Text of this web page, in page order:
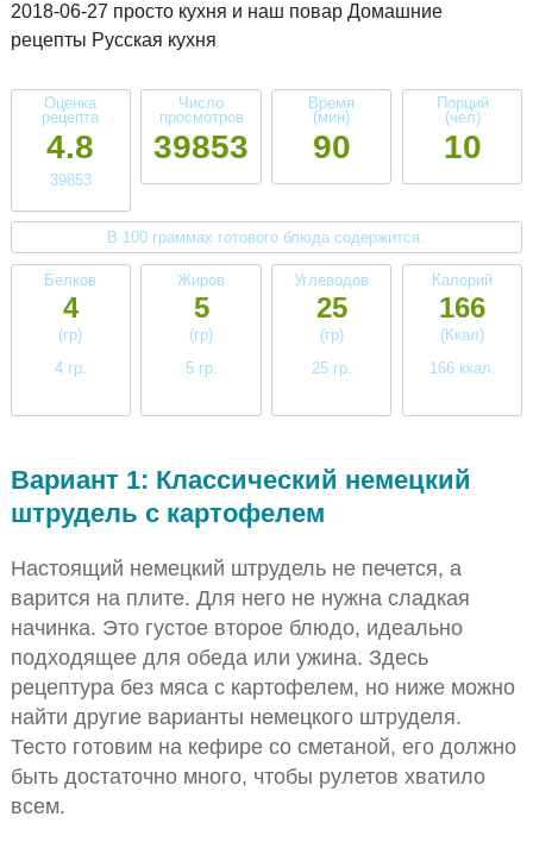
2018-06-27 просто кухня и наш повар Домашние
рецепты Русская кухня
Оценка
рецепта
4.8
39853
Число
просмотров
39853
Время
(мин)
90
Порций
(чел)
10
В 100 граммах готового блюда содержится:
Белков
4
(гр)
4 гр.
Жиров
5
(гр)
5 гр.
Углеводов
25
(гр)
25 гр.
Калорий
166
(Ккал)
166 ккал.
Вариант 1: Классический немецкий
штрудель с картофелем
Настоящий немецкий штрудель не печется, а
варится на плите. Для него не нужна сладкая
начинка. Это густое второе блюдо, идеально
подходящее для обеда или ужина. Здесь
рецептура без мяса с картофелем, но ниже можно
найти другие варианты немецкого штруделя.
Тесто готовим на кефире со сметаной, его должно
быть достаточно много, чтобы рулетов хватило
всем.